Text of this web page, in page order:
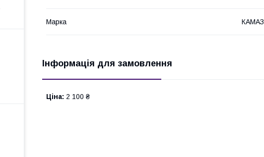
Марка КАМАЗ
Інформація для замовлення
Ціна: 2 100 ₴